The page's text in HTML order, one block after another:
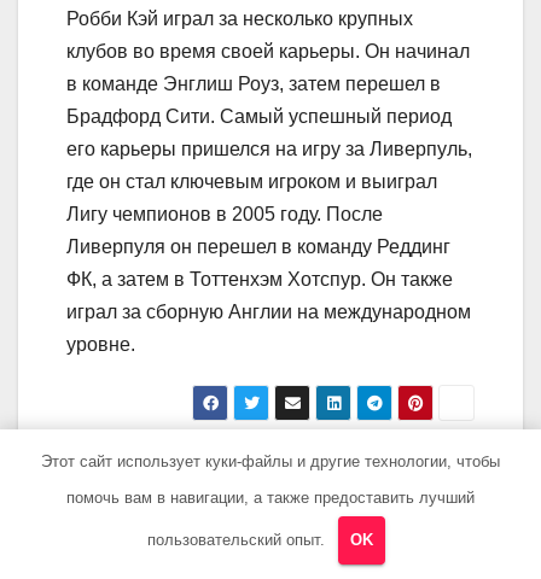
Робби Кэй играл за несколько крупных
клубов во время своей карьеры. Он начинал
в команде Энглиш Роуз, затем перешел в
Брадфорд Сити. Самый успешный период
его карьеры пришелся на игру за Ливерпуль,
где он стал ключевым игроком и выиграл
Лигу чемпионов в 2005 году. После
Ливерпуля он перешел в команду Реддинг
ФК, а затем в Тоттенхэм Хотспур. Он также
играл за сборную Англии на международном
уровне.
Навигация
Миша Марвин —
яркая биография
музыкального
таланта, его
Чемберлен
Ричард —
биография,
Этот сайт использует куки-файлы и другие технологии, чтобы
помочь вам в навигации, а также предоставить лучший
пользовательский опыт. OK